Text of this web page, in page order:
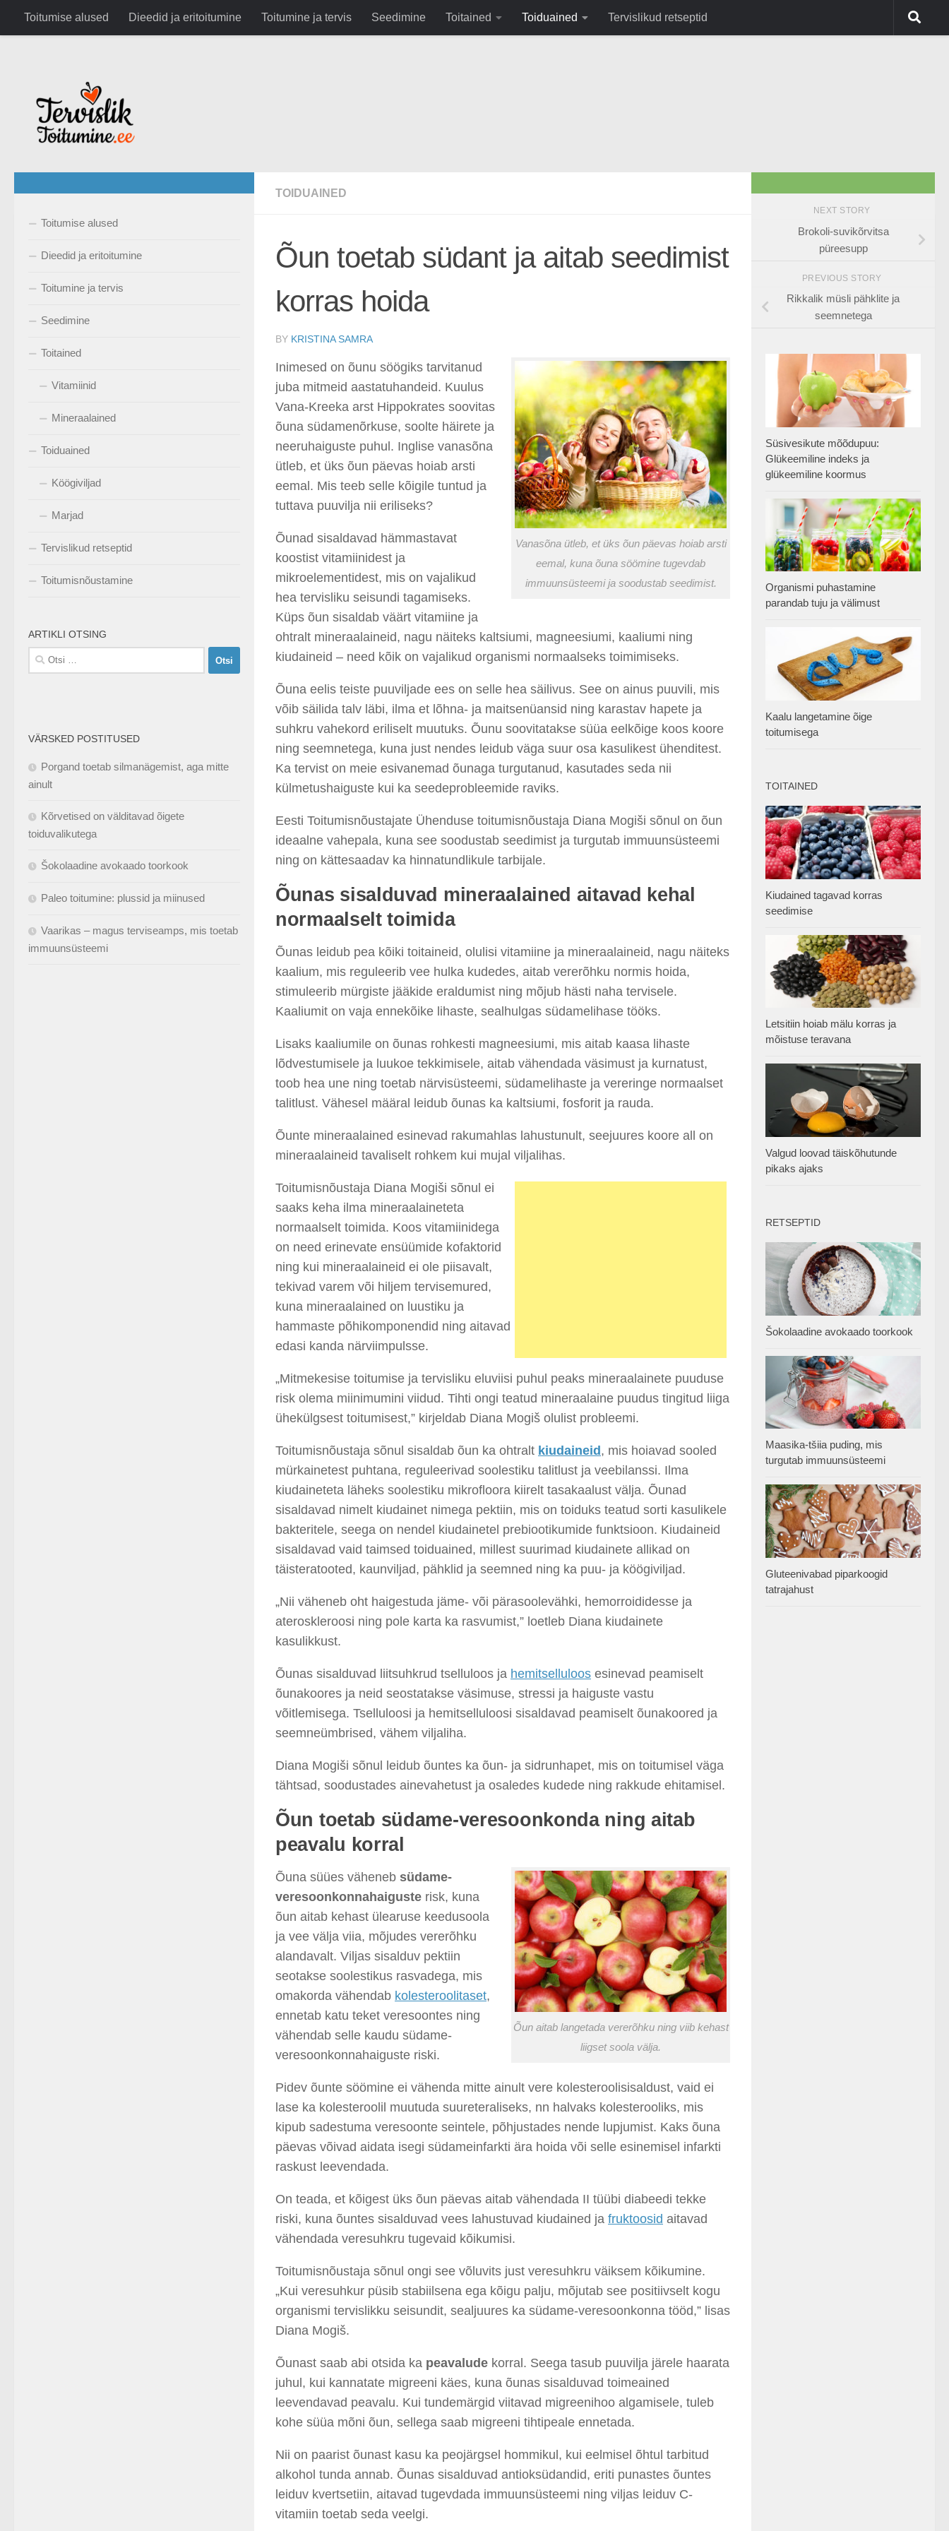
Skip to content
Toitumise alused Dieedid ja eritoitumine Toitumine ja tervis Seedimine Toitained Toiduained Tervislikud retseptid
TOIDUAINED
Õun toetab südant ja aitab seedimist
korras hoida
BY KRISTINA SAMRA
Vanasõna ütleb, et üks õun päevas hoiab arsti
eemal, kuna õuna söömine tugevdab
immuunsüsteemi ja soodustab seedimist.
Inimesed on õunu söögiks tarvitanud
juba mitmeid aastatuhandeid. Kuulus
Vana-Kreeka arst Hippokrates soovitas
õuna südamenõrkuse, soolte häirete ja
neeruhaiguste puhul. Inglise vanasõna
ütleb, et üks õun päevas hoiab arsti
eemal. Mis teeb selle kõigile tuntud ja
tuttava puuvilja nii eriliseks?
Õunad sisaldavad hämmastavat
koostist vitamiinidest ja
mikroelementidest, mis on vajalikud
hea tervisliku seisundi tagamiseks.
Küps õun sisaldab väärt vitamiine ja
ohtralt mineraalaineid, nagu näiteks kaltsiumi, magneesiumi, kaaliumi ning
kiudaineid – need kõik on vajalikud organismi normaalseks toimimiseks.
Õuna eelis teiste puuviljade ees on selle hea säilivus. See on ainus puuvili, mis
võib säilida talv läbi, ilma et lõhna- ja maitsenüansid ning karastav hapete ja
suhkru vahekord eriliselt muutuks. Õunu soovitatakse süüa eelkõige koos koore
ning seemnetega, kuna just nendes leidub väga suur osa kasulikest ühenditest.
Ka tervist on meie esivanemad õunaga turgutanud, kasutades seda nii
külmetushaiguste kui ka seedeprobleemide raviks.
Eesti Toitumisnõustajate Ühenduse toitumisnõustaja Diana Mogiši sõnul on õun
ideaalne vahepala, kuna see soodustab seedimist ja turgutab immuunsüsteemi
ning on kättesaadav ka hinnatundlikule tarbijale.
Õunas sisalduvad mineraalained aitavad kehal
normaalselt toimida
Õunas leidub pea kõiki toitaineid, olulisi vitamiine ja mineraalaineid, nagu näiteks
kaalium, mis reguleerib vee hulka kudedes, aitab vererõhku normis hoida,
stimuleerib mürgiste jääkide eraldumist ning mõjub hästi naha tervisele.
Kaaliumit on vaja ennekõike lihaste, sealhulgas südamelihase tööks.
Lisaks kaaliumile on õunas rohkesti magneesiumi, mis aitab kaasa lihaste
lõdvestumisele ja luukoe tekkimisele, aitab vähendada väsimust ja kurnatust,
toob hea une ning toetab närvisüsteemi, südamelihaste ja vereringe normaalset
talitlust. Vähesel määral leidub õunas ka kaltsiumi, fosforit ja rauda.
Õunte mineraalained esinevad rakumahlas lahustunult, seejuures koore all on
mineraalaineid tavaliselt rohkem kui mujal viljalihas.
Toitumisnõustaja Diana Mogiši sõnul ei
saaks keha ilma mineraalaineteta
normaalselt toimida. Koos vitamiinidega
on need erinevate ensüümide kofaktorid
ning kui mineraalaineid ei ole piisavalt,
tekivad varem või hiljem tervisemured,
kuna mineraalained on luustiku ja
hammaste põhikomponendid ning aitavad
edasi kanda närviimpulsse.
„Mitmekesise toitumise ja tervisliku eluviisi puhul peaks mineraalainete puuduse
risk olema miinimumini viidud. Tihti ongi teatud mineraalaine puudus tingitud liiga
ühekülgsest toitumisest,” kirjeldab Diana Mogiš olulist probleemi.
Toitumisnõustaja sõnul sisaldab õun ka ohtralt kiudaineid , mis hoiavad sooled
mürkainetest puhtana, reguleerivad soolestiku talitlust ja veebilanssi. Ilma
kiudaineteta läheks soolestiku mikrofloora kiirelt tasakaalust välja. Õunad
sisaldavad nimelt kiudainet nimega pektiin, mis on toiduks teatud sorti kasulikele
bakteritele, seega on nendel kiudainetel prebiootikumide funktsioon. Kiudaineid
sisaldavad vaid taimsed toiduained, millest suurimad kiudainete allikad on
täisteratooted, kaunviljad, pähklid ja seemned ning ka puu- ja köögiviljad.
„Nii väheneb oht haigestuda jäme- või pärasoolevähki, hemorroididesse ja
ateroskleroosi ning pole karta ka rasvumist,” loetleb Diana kiudainete
kasulikkust.
Õunas sisalduvad liitsuhkrud tselluloos ja hemitselluloos esinevad peamiselt
õunakoores ja neid seostatakse väsimuse, stressi ja haiguste vastu
võitlemisega. Tselluloosi ja hemitselluloosi sisaldavad peamiselt õunakoored ja
seemneümbrised, vähem viljaliha.
Diana Mogiši sõnul leidub õuntes ka õun- ja sidrunhapet, mis on toitumisel väga
tähtsad, soodustades ainevahetust ja osaledes kudede ning rakkude ehitamisel.
Õun toetab südame-veresoonkonda ning aitab
peavalu korral
Õun aitab langetada vererõhku ning viib kehast
liigset soola välja.
Õuna süües väheneb südame-
veresoonkonnahaiguste risk, kuna
õun aitab kehast ülearuse keedusoola
ja vee välja viia, mõjudes vererõhku
alandavalt. Viljas sisalduv pektiin
seotakse soolestikus rasvadega, mis
omakorda vähendab kolesteroolitaset,
ennetab katu teket veresoontes ning
vähendab selle kaudu südame-
veresoonkonnahaiguste riski.
Pidev õunte söömine ei vähenda mitte ainult vere kolesteroolisisaldust, vaid ei
lase ka kolesteroolil muutuda suureteraliseks, nn halvaks kolesterooliks, mis
kipub sadestuma veresoonte seintele, põhjustades nende lupjumist. Kaks õuna
päevas võivad aidata isegi südameinfarkti ära hoida või selle esinemisel infarkti
raskust leevendada.
On teada, et kõigest üks õun päevas aitab vähendada II tüübi diabeedi tekke
riski, kuna õuntes sisalduvad vees lahustuvad kiudained ja fruktoosid aitavad
vähendada veresuhkru tugevaid kõikumisi.
Toitumisnõustaja sõnul ongi see võluvits just veresuhkru väiksem kõikumine.
„Kui veresuhkur püsib stabiilsena ega kõigu palju, mõjutab see positiivselt kogu
organismi tervislikku seisundit, sealjuures ka südame-veresoonkonna tööd,” lisas
Diana Mogiš.
Õunast saab abi otsida ka peavalude korral. Seega tasub puuvilja järele haarata
juhul, kui kannatate migreeni käes, kuna õunas sisalduvad toimeained
leevendavad peavalu. Kui tundemärgid viitavad migreenihoo algamisele, tuleb
kohe süüa mõni õun, sellega saab migreeni tihtipeale ennetada.
Nii on paarist õunast kasu ka peojärgsel hommikul, kui eelmisel õhtul tarbitud
alkohol tunda annab. Õunas sisalduvad antioksüdandid, eriti punastes õuntes
leiduv kvertsetiin, aitavad tugevdada immuunsüsteemi ning viljas leiduv C-
vitamiin toetab seda veelgi.
Toitumise alused
Dieedid ja eritoitumine
Toitumine ja tervis
Seedimine
Toitained
Vitamiinid
Mineraalained
Toiduained
Köögiviljad
Marjad
Tervislikud retseptid
Toitumisnõustamine
ARTIKLI OTSING
Otsi:
VÄRSKED POSTITUSED
Porgand toetab silmanägemist, aga mitte
ainult
Kõrvetised on välditavad õigete
toiduvalikutega
Šokolaadine avokaado toorkook
Paleo toitumine: plussid ja miinused
Vaarikas – magus terviseamps, mis toetab
immuunsüsteemi
NEXT STORY
Brokoli-suvikõrvitsa
püreesupp
PREVIOUS STORY
Rikkalik müsli pähklite ja
seemnetega
Süsivesikute mõõdupuu:
Glükeemiline indeks ja
glükeemiline koormus
Organismi puhastamine
parandab tuju ja välimust
Kaalu langetamine õige
toitumisega
TOITAINED
Kiudained tagavad korras
seedimise
Letsitiin hoiab mälu korras ja
mõistuse teravana
Valgud loovad täiskõhutunde
pikaks ajaks
RETSEPTID
Šokolaadine avokaado toorkook
Maasika-tšiia puding, mis
turgutab immuunsüsteemi
Gluteenivabad piparkoogid
tatrajahust